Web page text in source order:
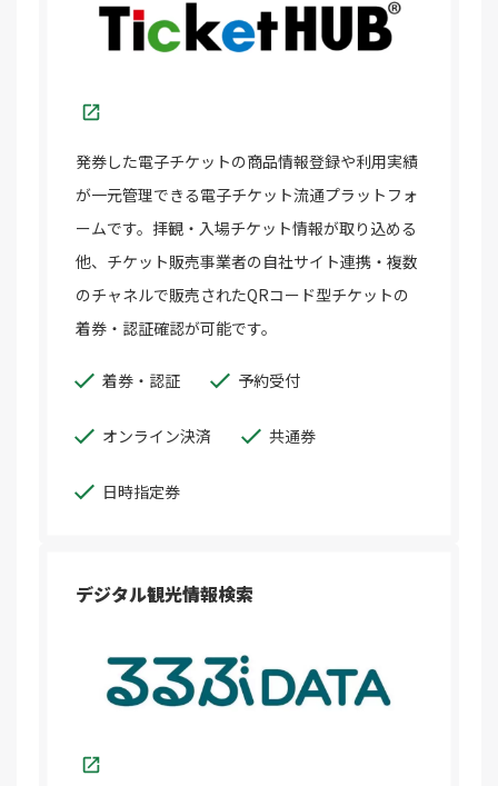
発券した電子チケットの商品情報登録や利用実績
が一元管理できる電子チケット流通プラットフォ
ームです。拝観・入場チケット情報が取り込める
他、チケット販売事業者の自社サイト連携・複数
のチャネルで販売されたQRコード型チケットの
着券・認証確認が可能です。
着券・認証 予約受付
オンライン決済 共通券
日時指定券
デジタル観光情報検索